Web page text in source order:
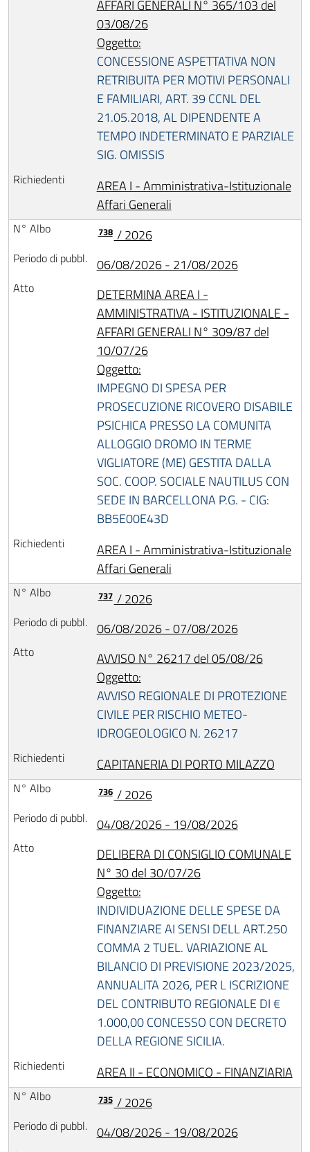
AFFARI GENERALI N° 365/103 del
03/08/26
Oggetto:
CONCESSIONE ASPETTATIVA NON
RETRIBUITA PER MOTIVI PERSONALI
E FAMILIARI, ART. 39 CCNL DEL
21.05.2018, AL DIPENDENTE A
TEMPO INDETERMINATO E PARZIALE
SIG. OMISSIS
AREA I - Amministrativa-Istituzionale
Affari Generali
738 / 2026
06/08/2026 - 21/08/2026
DETERMINA AREA I -
AMMINISTRATIVA - ISTITUZIONALE -
AFFARI GENERALI N° 309/87 del
10/07/26
Oggetto:
IMPEGNO DI SPESA PER
PROSECUZIONE RICOVERO DISABILE
PSICHICA PRESSO LA COMUNITA
ALLOGGIO DROMO IN TERME
VIGLIATORE (ME) GESTITA DALLA
SOC. COOP. SOCIALE NAUTILUS CON
SEDE IN BARCELLONA P.G. - CIG:
BB5E00E43D
AREA I - Amministrativa-Istituzionale
Affari Generali
737 / 2026
06/08/2026 - 07/08/2026
AVVISO N° 26217 del 05/08/26
Oggetto:
AVVISO REGIONALE DI PROTEZIONE
CIVILE PER RISCHIO METEO-
IDROGEOLOGICO N. 26217
CAPITANERIA DI PORTO MILAZZO
736 / 2026
04/08/2026 - 19/08/2026
DELIBERA DI CONSIGLIO COMUNALE
N° 30 del 30/07/26
Oggetto:
INDIVIDUAZIONE DELLE SPESE DA
FINANZIARE AI SENSI DELL ART.250
COMMA 2 TUEL. VARIAZIONE AL
BILANCIO DI PREVISIONE 2023/2025,
ANNUALITA 2026, PER L ISCRIZIONE
DEL CONTRIBUTO REGIONALE DI €
1.000,00 CONCESSO CON DECRETO
DELLA REGIONE SICILIA.
AREA II - ECONOMICO - FINANZIARIA
735 / 2026
04/08/2026 - 19/08/2026